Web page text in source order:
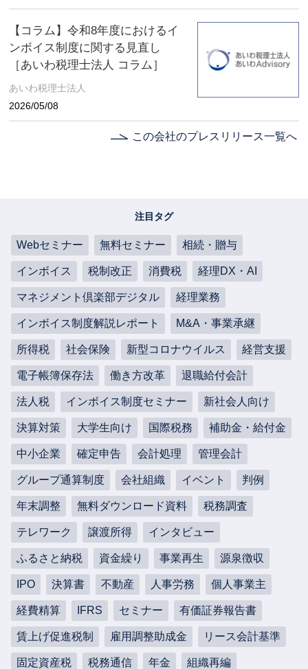
【コラム】令和8年度におけるイ
ンボイス制度に関する見直し
［あいわ税理士法人 コラム］
あいわ税理士法人
2026/05/08
この会社のプレスリリース一覧へ
注目タグ
Webセミナー 無料セミナー 相続・贈与
インボイス 税制改正 消費税 経理DX・AI
マネジメント倶楽部デジタル 経理業務
インボイス制度解説レポート M&A・事業承継
所得税 社会保険 新型コロナウイルス 経営支援
電子帳簿保存法 働き方改革 退職給付会計
法人税 インボイス制度セミナー 新社会人向け
決算対策 大学生向け 国際税務 補助金・給付金
中小企業 確定申告 会計処理 管理会計
グループ通算制度 会社組織 イベント 判例
年末調整 無料ダウンロード資料 税務調査
テレワーク 譲渡所得 インタビュー
ふるさと納税 資金繰り 事業再生 源泉徴収
IPO 決算書 不動産 人事労務 個人事業主
経費精算 IFRS セミナー 有価証券報告書
賃上げ促進税制 雇用調整助成金 リース会計基準
固定資産税 税務通信 年金 組織再編